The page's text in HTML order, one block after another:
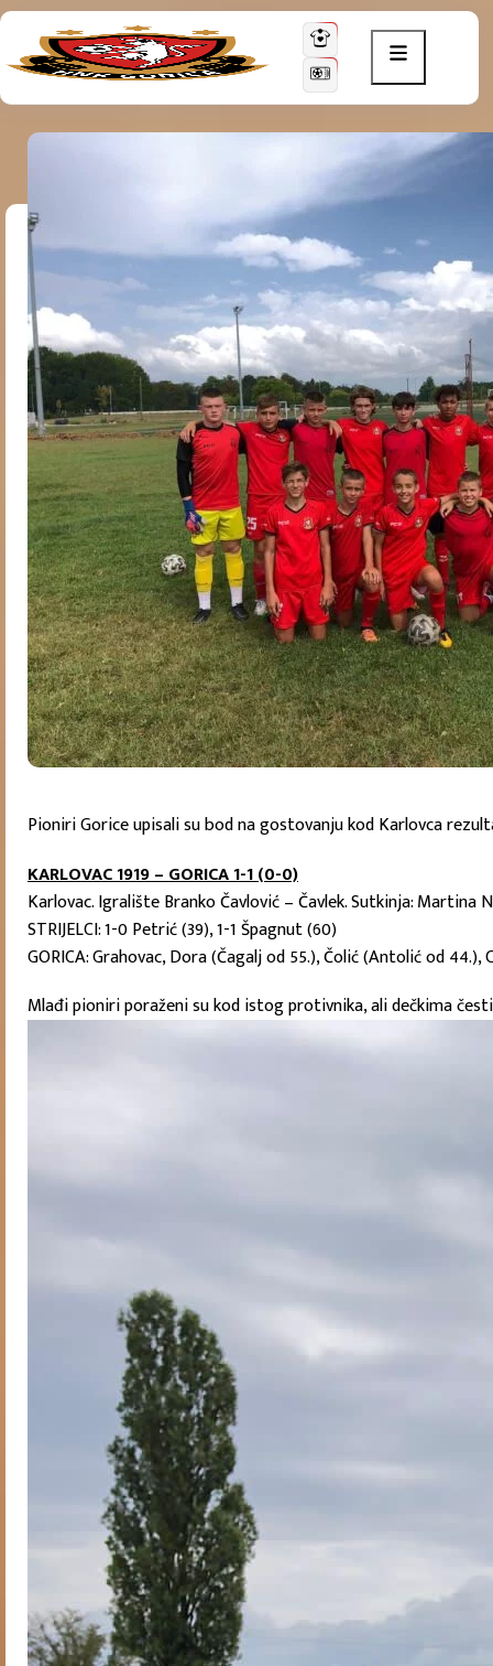
Pioniri Gorice upisali su bod na gostovanju kod Karlovca
KARLOVAC 1919 – GORICA 1-1 (0-0)
Karlovac. Igralište Branko Čavlović – Čavlek. Sutkinja: Martina
STRIJELCI: 1-0 Petrić (39), 1-1 Špagnut (60)
GORICA: Grahovac, Dora (Čagalj od 55.), Čolić (Antolić od
Mlađi pioniri poraženi su kod istog protivnika, ali dečkima